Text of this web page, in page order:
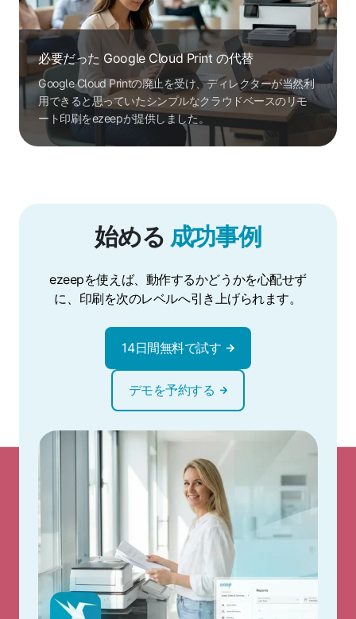
必要だった Google Cloud Print の代替
Google Cloud Printの廃止を受け、ディレクターが当然利
用できると思っていたシンプルなクラウドベースのリモ
ート印刷をezeepが提供しました。
始める 成功事例
ezeepを使えば、動作するかどうかを心配せず
に、印刷を次のレベルへ引き上げられます。
14日間無料で試す
デモを予約する